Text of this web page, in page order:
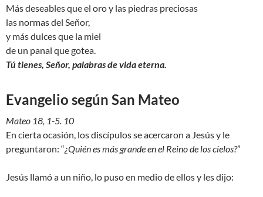
Más deseables que el oro y las piedras preciosas
las normas del Señor,
y más dulces que la miel
de un panal que gotea.
Tú tienes, Señor, palabras de vida eterna.
Evangelio según San Mateo
Mateo 18, 1-5. 10
En cierta ocasión, los discípulos se acercaron a Jesús y le
preguntaron: “¿Quién es más grande en el Reino de los cielos?”
Jesús llamó a un niño, lo puso en medio de ellos y les dijo: